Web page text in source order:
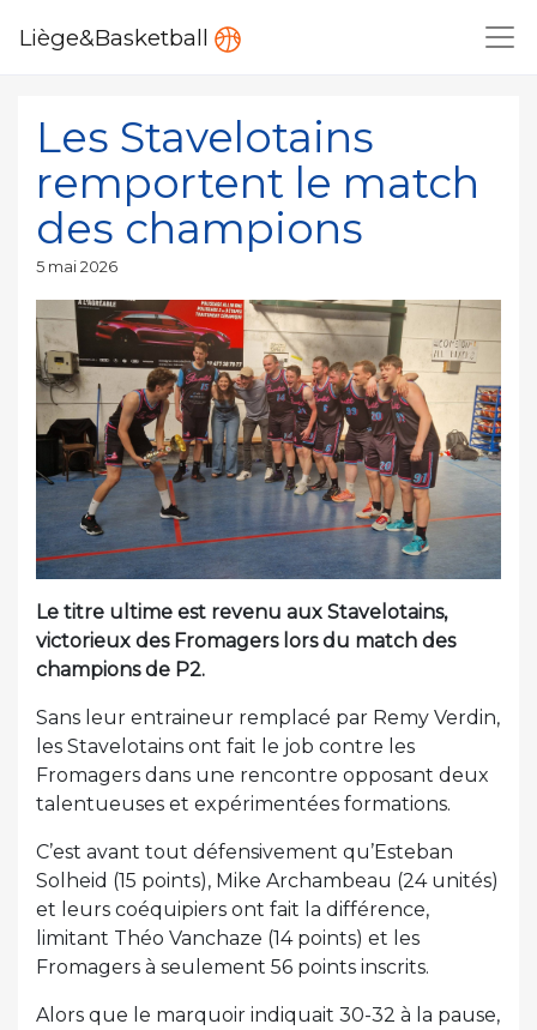
Liège&Basketball
Les Stavelotains
remportent le match
des champions
Publié
5 mai 2026
Le titre ultime est revenu aux Stavelotains,
victorieux des Fromagers lors du match des
champions de P2.
Sans leur entraineur remplacé par Remy Verdin,
les Stavelotains ont fait le job contre les
Fromagers dans une rencontre opposant deux
talentueuses et expérimentées formations.
C’est avant tout défensivement qu’Esteban
Solheid (15 points), Mike Archambeau (24 unités)
et leurs coéquipiers ont fait la différence,
limitant Théo Vanchaze (14 points) et les
Fromagers à seulement 56 points inscrits.
Alors que le marquoir indiquait 30-32 à la pause,